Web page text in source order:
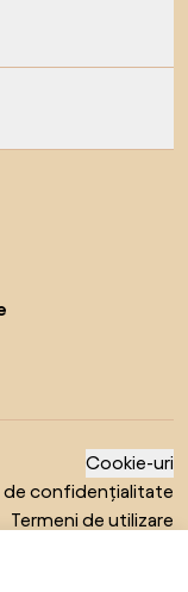
Cookie-uri
de confidențialitate
Termeni de utilizare